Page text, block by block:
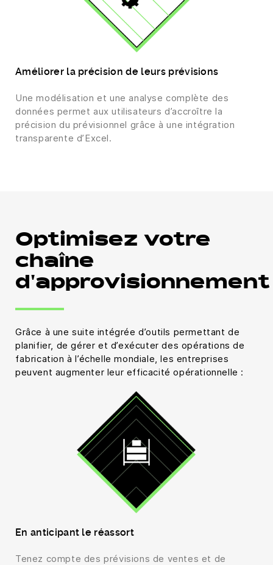
Améliorer la précision de leurs prévisions
Une modélisation et une analyse complète des
données permet aux utilisateurs d’accroître la
précision du prévisionnel grâce à une intégration
transparente d’Excel.
Optimisez votre
chaîne
d'approvisionnement
Grâce à une suite intégrée d’outils permettant de
planifier, de gérer et d’exécuter des opérations de
fabrication à l’échelle mondiale, les entreprises
peuvent augmenter leur efficacité opérationnelle :
En anticipant le réassort
Tenez compte des prévisions de ventes et de